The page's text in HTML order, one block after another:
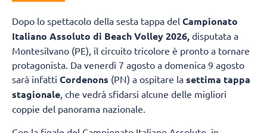
Dopo lo spettacolo della sesta tappa del Campionato
Italiano Assoluto di Beach Volley 2026, disputata a
Montesilvano (PE), il circuito tricolore è pronto a tornare
protagonista. Da venerdì 7 agosto a domenica 9 agosto
sarà infatti Cordenons (PN) a ospitare la settima tappa
stagionale, che vedrà sfidarsi alcune delle migliori
coppie del panorama nazionale.